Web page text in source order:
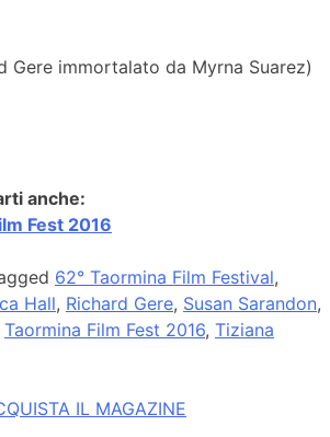
Gere immortalato da Myrna Suarez)
anche:
Fest 2016
62° Taormina Film Festival,
Hall, Richard Gere, Susan Sarandon,
Taormina Film Fest 2016, Tiziana
IL MAGAZINE